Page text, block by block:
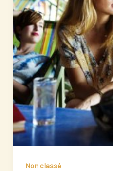
Non classé